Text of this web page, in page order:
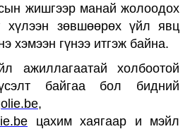
жишгээр манай жолоодох
хүлээн зөвшөөрөх үйл явц
хэмээн гүнээ итгэж байна.
ажиллагаатай холбоотой
байгаа бол бидний
,
цахим хаягаар и мэйл